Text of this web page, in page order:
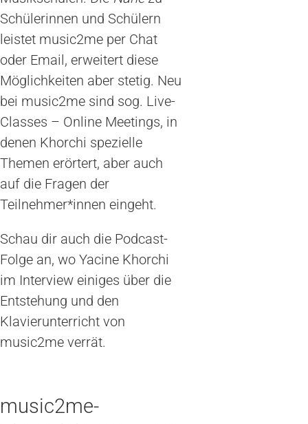
Schülerinnen und Schülern
leistet music2me per Chat
oder Email, erweitert diese
Möglichkeiten aber stetig. Neu
bei music2me sind sog. Live-
Classes – Online Meetings, in
denen Khorchi spezielle
Themen erörtert, aber auch
auf die Fragen der
Teilnehmer*innen eingeht.
Schau dir auch die Podcast-
Folge an, wo Yacine Khorchi
im Interview einiges über die
Entstehung und den
Klavierunterricht von
music2me verrät.
music2me-